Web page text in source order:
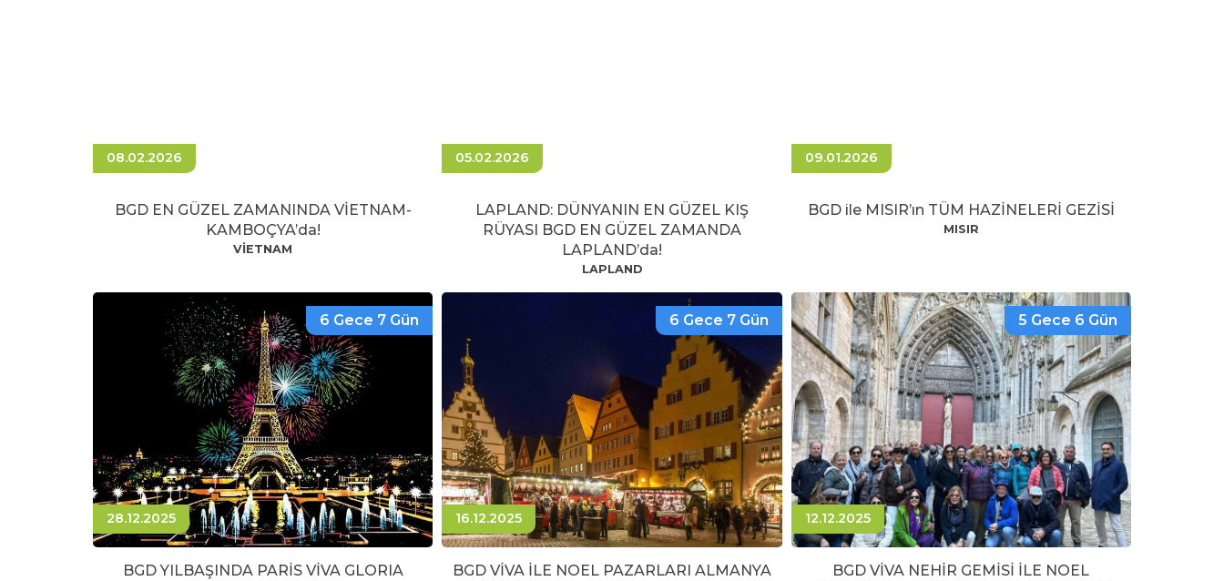
08.02.2026
BGD EN GÜZEL ZAMANINDA VİETNAM-
KAMBOÇYA’da!
VİETNAM
05.02.2026
LAPLAND: DÜNYANIN EN GÜZEL KIŞ
RÜYASI BGD EN GÜZEL ZAMANDA
LAPLAND’da!
LAPLAND
09.01.2026
BGD ile MISIR’ın TÜM HAZİNELERİ GEZİSİ
MISIR
6 Gece 7 Gün
28.12.2025
BGD YILBAŞINDA PARİS VİVA GLORIA
6 Gece 7 Gün
16.12.2025
BGD VİVA İLE NOEL PAZARLARI ALMANYA
5 Gece 6 Gün
12.12.2025
BGD VİVA NEHİR GEMİSİ İLE NOEL